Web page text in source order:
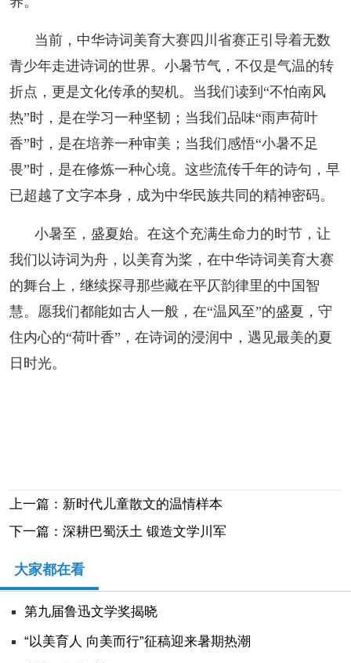
当前，中华诗词美育大赛四川省赛正引导着无数
青少年走进诗词的世界。小暑节气，不仅是气温的转
折点，更是文化传承的契机。当我们读到“不怕南风
热”时，是在学习一种坚韧；当我们品味“雨声荷叶
香”时，是在培养一种审美；当我们感悟“小暑不足
畏”时，是在修炼一种心境。这些流传千年的诗句，早
已超越了文字本身，成为中华民族共同的精神密码。
小暑至，盛夏始。在这个充满生命力的时节，让
我们以诗词为舟，以美育为桨，在中华诗词美育大赛
的舞台上，继续探寻那些藏在平仄韵律里的中国智
慧。愿我们都能如古人一般，在“温风至”的盛夏，守
住内心的“荷叶香”，在诗词的浸润中，遇见最美的夏
日时光。
上一篇：新时代儿童散文的温情样本
下一篇：深耕巴蜀沃土 锻造文学川军
大家都在看
第九届鲁迅文学奖揭晓
“以美育人 向美而行”征稿迎来暑期热潮